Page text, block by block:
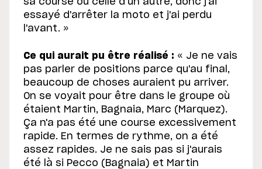
essayé d'arrêter la moto et j'ai perdu
l'avant. »
Ce qui aurait pu être réalisé : « Je ne vais
pas parler de positions parce qu'au final,
beaucoup de choses auraient pu arriver.
On se voyait pour être dans le groupe où
étaient Martin, Bagnaia, Marc (Marquez).
Ça n'a pas été une course excessivement
rapide. En termes de rythme, on a été
assez rapides. Je ne sais pas si j'aurais
été là si Pecco (Bagnaia) et Martin